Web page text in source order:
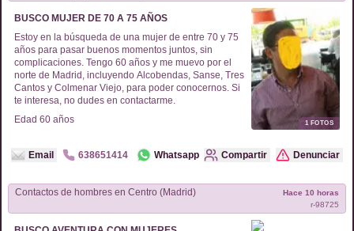
BUSCO MUJER DE 70 A 75 AÑOS
Estoy en la búsqueda de una mujer de entre 70 y 75
años para pasar buenos momentos juntos, sin
complicaciones. Tengo 60 años y me muevo por el
norte de Madrid, incluyendo Alcobendas, Sanse, Tres
Cantos y Colmenar Viejo, para poder conocernos. Si
te interesa, no dudes en contactarme.
Edad 60 años 1FOTOS
Email 638651414 Whatsapp Compartir Denunciar
Contactos de hombres en Centro (Madrid)
r-98725
Hace 10 horas